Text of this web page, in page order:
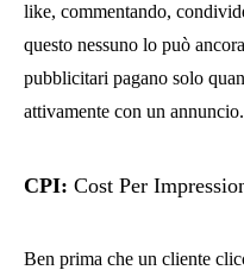
like, commentando,
questo nessuno lo può
pubblicitari pagano solo
attivamente con un annuncio.
CPI: Cost Per
Ben prima che un cliente